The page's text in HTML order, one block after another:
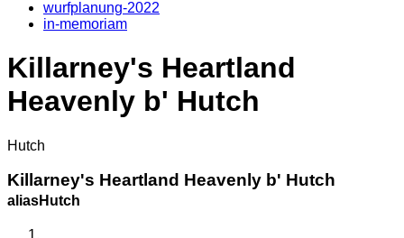
wurfplanung-2022
in-memoriam
Killarney's Heartland
Heavenly b' Hutch
Hutch
Killarney's Heartland Heavenly b' Hutch
aliasHutch